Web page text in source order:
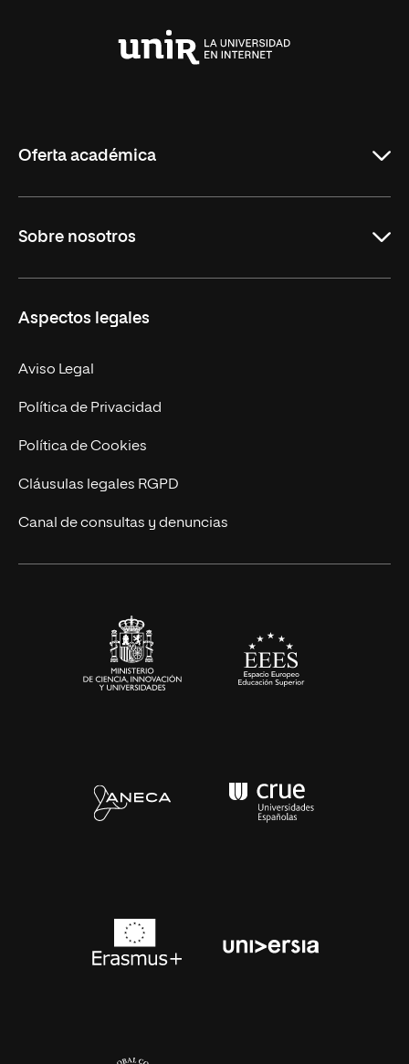
Oferta académica
Másteres Oficiales
Doctorados
Experto Universitario
Postgrados
Cursos Universitarios
Sobre nosotros
Facultades
Nuestro Equipo
Trabaja en UNIR
Actualidad
UNIR Revista
Eventos
Aspectos legales
Aviso Legal
Política de Privacidad
Política de Cookies
Cláusulas legales RGPD
Canal de consultas y denuncias